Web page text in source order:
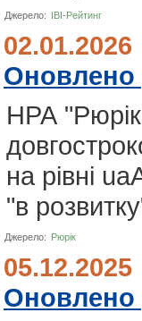
Джерело: ІВІ-Рейтинг
02.01.2026
Оновлено
НРА
на рівні
"в
Джерело: Рюрік
05.12.2025